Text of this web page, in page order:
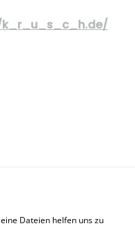
k_r_u_s_c_h.de/
Dateien helfen uns zu